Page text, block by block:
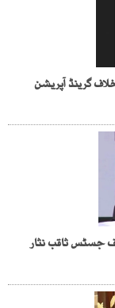
گرینڈ آپریشن
جسٹس ثاقب نثار